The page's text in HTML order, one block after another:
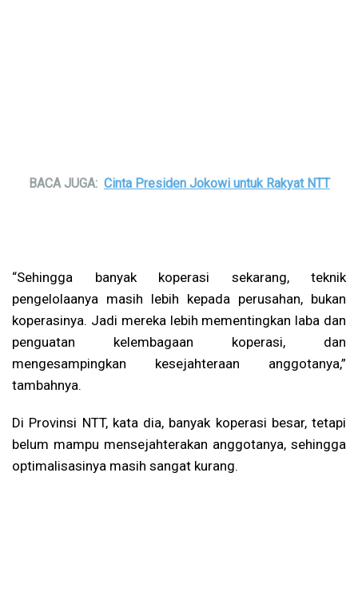
BACA JUGA: Cinta Presiden Jokowi untuk Rakyat NTT
“Sehingga banyak koperasi sekarang, teknik
pengelolaanya masih lebih kepada perusahan, bukan
koperasinya. Jadi mereka lebih mementingkan laba dan
penguatan kelembagaan koperasi, dan
mengesampingkan kesejahteraan anggotanya,”
tambahnya.
Di Provinsi NTT, kata dia, banyak koperasi besar, tetapi
belum mampu mensejahterakan anggotanya, sehingga
optimalisasinya masih sangat kurang.